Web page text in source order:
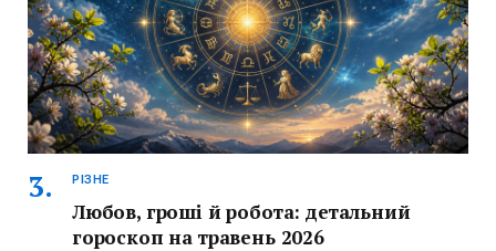
РІЗНЕ
Любов, гроші й робота: детальний
гороскоп на травень 2026